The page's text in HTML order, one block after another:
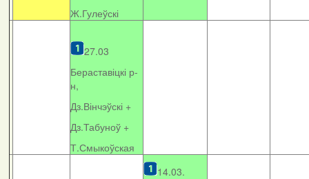
Ж.Гулеўскі
27.03
Бераставіцкі р-
н,
Дз.Вінчэўскі +
Дз.Табуноў +
Т.Смыкоўская
14.03.